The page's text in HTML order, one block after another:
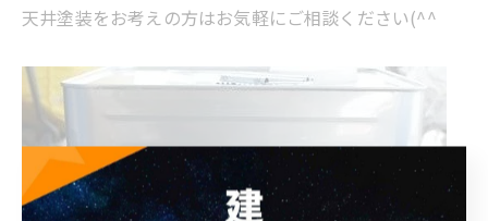
天井塗装をお考えの方はお気軽にご相談ください(^^